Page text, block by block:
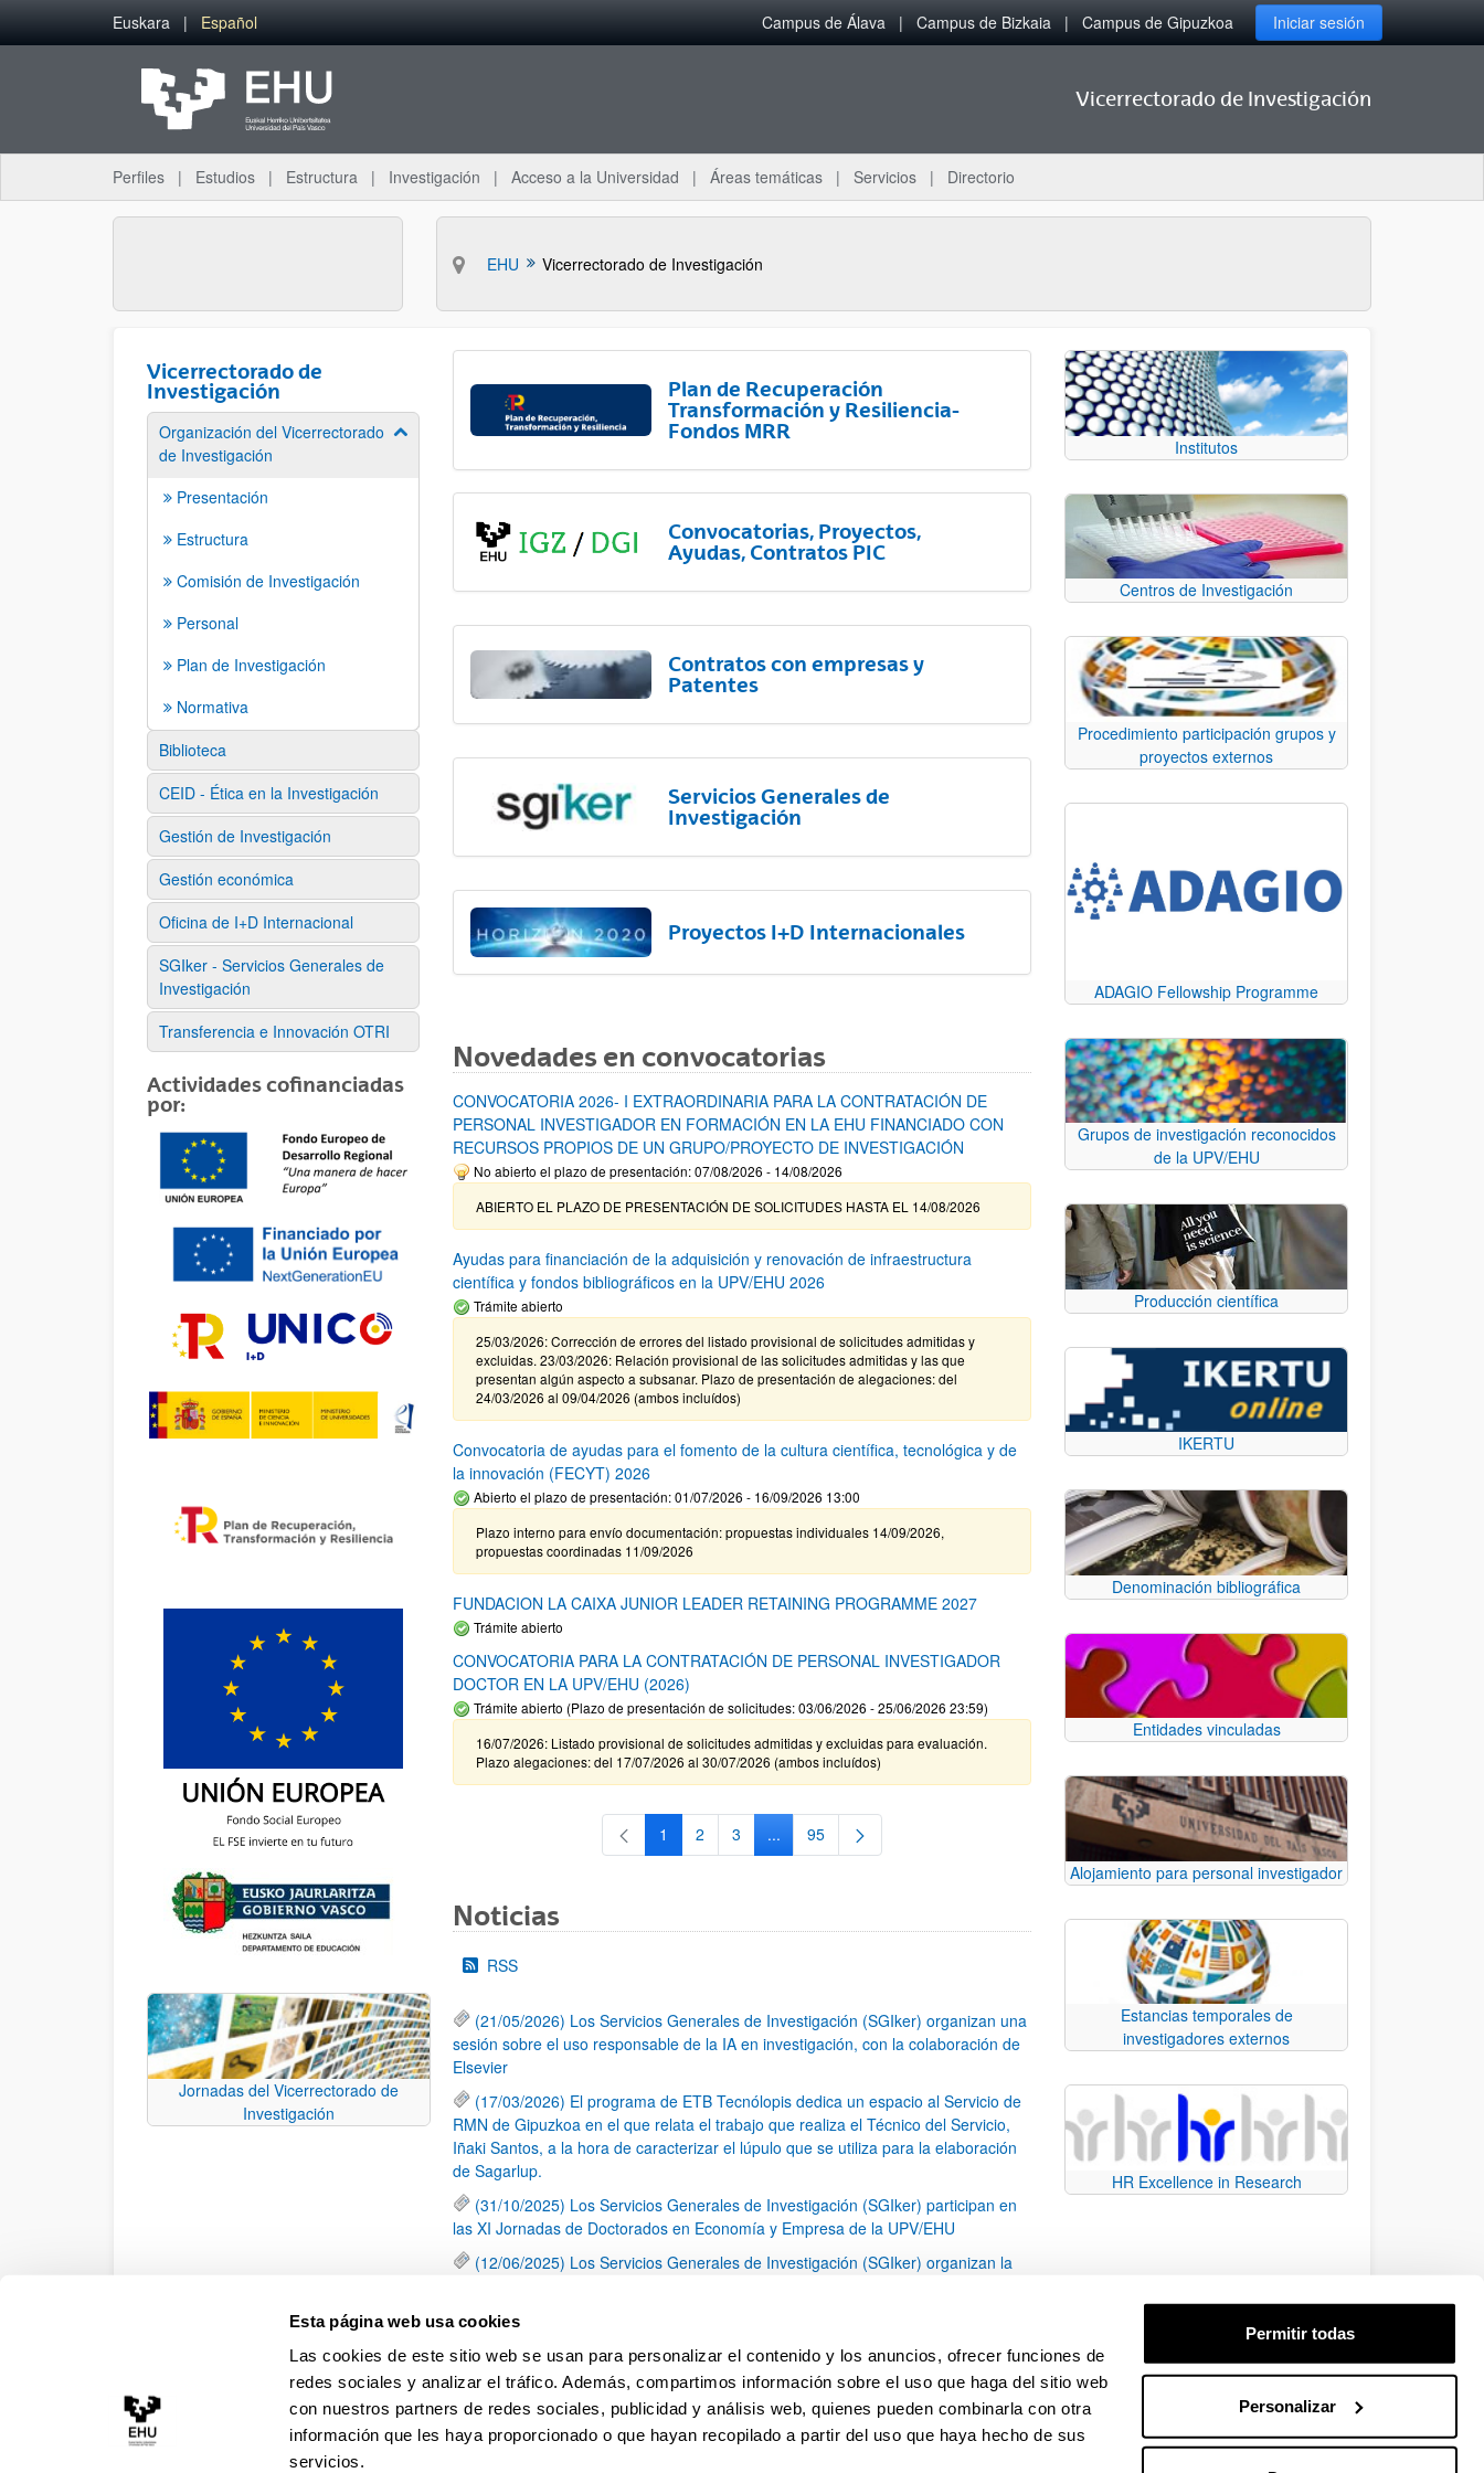
Esta página web usa cookies
Las cookies de este sitio web se usan para personalizar el contenido y los anuncios, ofrecer funciones de
redes sociales y analizar el tráfico. Además, compartimos información sobre el uso que haga del sitio web
con nuestros partners de redes sociales, publicidad y análisis web, quienes pueden combinarla con otra
información que les haya proporcionado o que hayan recopilado a partir del uso que haya hecho de sus
servicios.
Permitir todas
Personalizar
Saltar al contenido principal
Euskara Español Campus de Álava Campus de Bizkaia Campus de Gipuzkoa Iniciar sesión
Vicerrectorado de Investigación
Perfiles Estudios Estructura Investigación Acceso a la Universidad Áreas temáticas Servicios Directorio
EHU Vicerrectorado de Investigación
Vicerrectorado de
Investigación
Organización del Vicerrectorado
de Investigación
Mostrar/ocultar subpáginas
Presentación
Estructura
Comisión de Investigación
Personal
Plan de Investigación
Normativa
Biblioteca
CEID - Ética en la Investigación
Gestión de Investigación
Gestión económica
Oficina de I+D Internacional
SGIker - Servicios Generales de
Investigación
Transferencia e Innovación OTRI
Actividades cofinanciadas
por:
Jornadas del Vicerrectorado de
Investigación
Plan de Recuperación
Transformación y Resiliencia-
Fondos MRR
Convocatorias, Proyectos,
Ayudas, Contratos PIC
Contratos con empresas y
Patentes
Servicios Generales de
Investigación
Proyectos I+D Internacionales
Novedades en convocatorias
CONVOCATORIA 2026- I EXTRAORDINARIA PARA LA CONTRATACIÓN DE
PERSONAL INVESTIGADOR EN FORMACIÓN EN LA EHU FINANCIADO CON
RECURSOS PROPIOS DE UN GRUPO/PROYECTO DE INVESTIGACIÓN
No abierto el plazo de presentación: 07/08/2026 - 14/08/2026
ABIERTO EL PLAZO DE PRESENTACIÓN DE SOLICITUDES HASTA EL 14/08/2026
Ayudas para financiación de la adquisición y renovación de infraestructura
científica y fondos bibliográficos en la UPV/EHU 2026
Trámite abierto
25/03/2026: Corrección de errores del listado provisional de solicitudes admitidas y
excluidas. 23/03/2026: Relación provisional de las solicitudes admitidas y las que
presentan algún aspecto a subsanar. Plazo de presentación de alegaciones: del
24/03/2026 al 09/04/2026 (ambos incluídos)
Convocatoria de ayudas para el fomento de la cultura científica, tecnológica y de
la innovación (FECYT) 2026
Abierto el plazo de presentación: 01/07/2026 - 16/09/2026 13:00
Plazo interno para envío documentación: propuestas individuales 14/09/2026,
propuestas coordinadas 11/09/2026
FUNDACION LA CAIXA JUNIOR LEADER RETAINING PROGRAMME 2027
Trámite abierto
CONVOCATORIA PARA LA CONTRATACIÓN DE PERSONAL INVESTIGADOR
DOCTOR EN LA UPV/EHU (2026)
Trámite abierto (Plazo de presentación de solicitudes: 03/06/2026 - 25/06/2026 23:59)
16/07/2026: Listado provisional de solicitudes admitidas y excluidas para evaluación.
Plazo alegaciones: del 17/07/2026 al 30/07/2026 (ambos incluídos)
Página
1 Página
2 Página
3 ...Páginas intermedias Use TAB para desplazarse.
Página
95
Noticias
RSS
(21/05/2026) Los Servicios Generales de Investigación (SGIker) organizan una
sesión sobre el uso responsable de la IA en investigación, con la colaboración de
Elsevier
(17/03/2026) El programa de ETB Tecnólopis dedica un espacio al Servicio de
RMN de Gipuzkoa en el que relata el trabajo que realiza el Técnico del Servicio,
Iñaki Santos, a la hora de caracterizar el lúpulo que se utiliza para la elaboración
de Sagarlup.
(31/10/2025) Los Servicios Generales de Investigación (SGIker) participan en
las XI Jornadas de Doctorados en Economía y Empresa de la UPV/EHU
(12/06/2025) Los Servicios Generales de Investigación (SGIker) organizan la
una caracterización química de dos variedades de lúpulo silvestre
Página
1 Página
2 Página
3 ...
Páginas intermedias Use TAB para desplazarse.
Página
79
Institutos
Centros de Investigación
Procedimiento participación grupos y
proyectos externos
ADAGIO Fellowship Programme
Grupos de investigación reconocidos
de la UPV/EHU
Producción científica
IKERTU
Denominación bibliográfica
Entidades vinculadas
Alojamiento para personal investigador
Estancias temporales de
investigadores externos
HR Excellence in Research